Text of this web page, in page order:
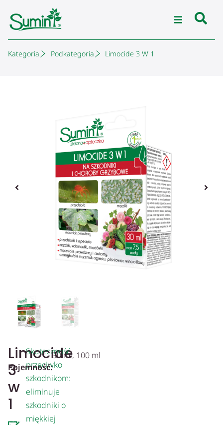
Kategoria Podkategoria Limocide 3 W 1
Limocide
3
w
1
Skuteczność
przeciwko
szkodnikom:
eliminuje
szkodniki o
miękkiej
Pojemność:
30 ml, 100 ml